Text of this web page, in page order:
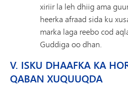
xiriir la leh dhiig ama
heerka afraad sida ku
marka laga reebo cod
Guddiga oo dhan.
V. ISKU DHAAFKA KA
QABAN XUQUUQDA